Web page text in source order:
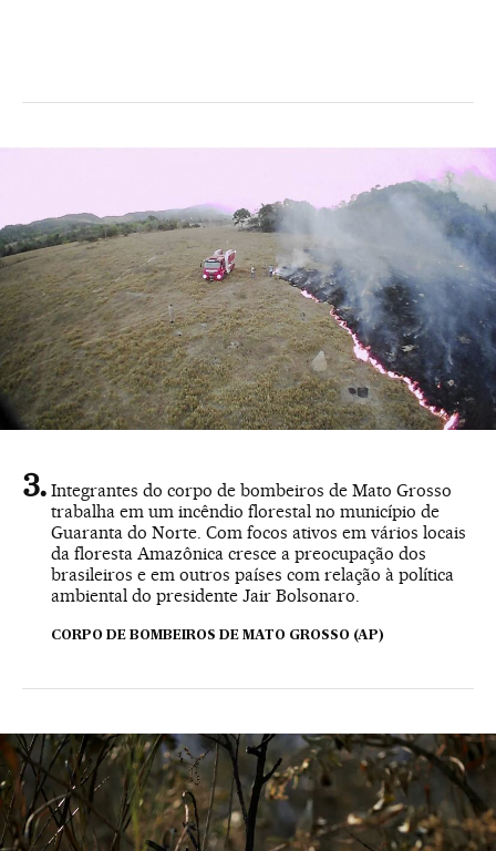
Integrantes do corpo de bombeiros de Mato Grosso
trabalha em um incêndio florestal no município de
Guaranta do Norte. Com focos ativos em vários locais
da floresta Amazônica cresce a preocupação dos
brasileiros e em outros países com relação à política
ambiental do presidente Jair Bolsonaro.
CORPO DE BOMBEIROS DE MATO GROSSO (AP)